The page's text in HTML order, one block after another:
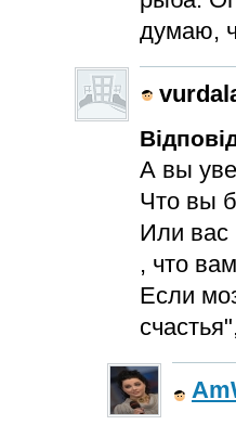
думаю,
А вы
Что вы
Или вас
, что
Если